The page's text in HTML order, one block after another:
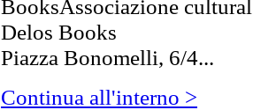
BooksAssociazione
Delos Books
Piazza Bonomelli, 6/4...
Continua all'interno >